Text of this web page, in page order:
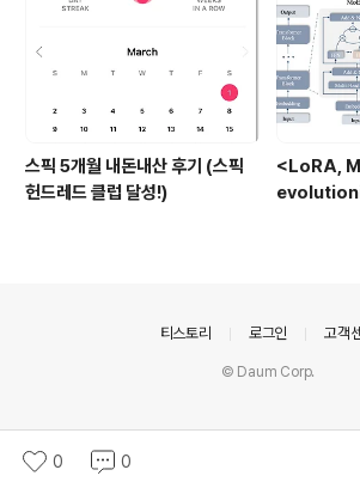
스픽 5개월 내돈내산 후기 (스픽
헌드레드 클럽 달성!)
<LoRA,
0 0
티스토리 로그인 고객
© Daum Corp.